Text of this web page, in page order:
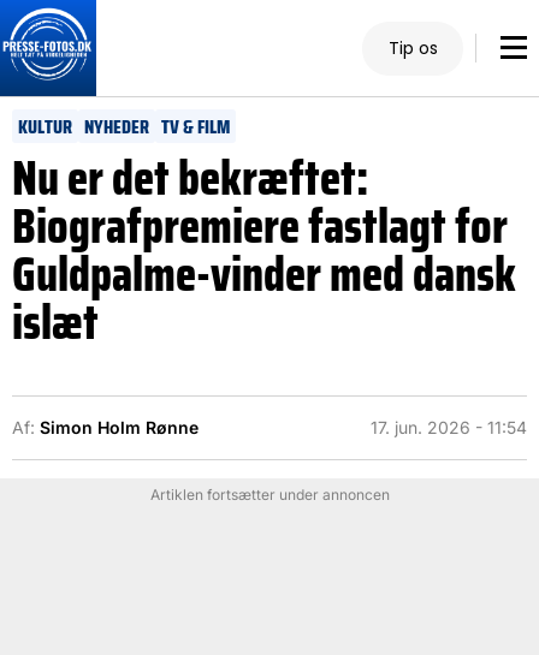
Tip os
KULTUR NYHEDER TV & FILM
Nu er det bekræftet:
Biografpremiere fastlagt for
Guldpalme-vinder med dansk
islæt
Af: Simon Holm Rønne 17. jun. 2026 - 11:54
Artiklen fortsætter under annoncen